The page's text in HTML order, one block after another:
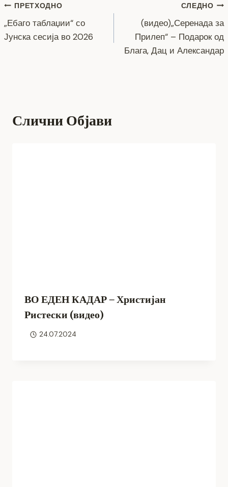
p
n
k
e
Навигација
на
ПРЕТХОДНО
„Ебаго таблаџии“ со
Јунска сесија во 2026
СЛЕДНО
(видео)„Серенада за
Прилеп“ – Подарок од
Блага, Дац и Александар
Слични Објави
ВО ЕДЕН КАДАР – Христијан
Ристески (видео)
24.07.2024